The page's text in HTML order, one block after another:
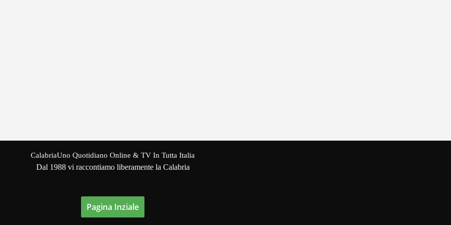
CalabriaUno Quotidiano Online & TV In Tutta Italia
Dal 1988 vi raccontiamo liberamente la Calabria
Pagina Inziale